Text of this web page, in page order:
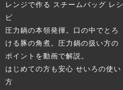
レンジで作る スチームバッグ レシ
ピ
圧力鍋の本領発揮。口の中でとろ
ける豚の角煮。圧力鍋の扱い方の
ポイントを動画で解説。
はじめての方も安心 せいろの使い
方